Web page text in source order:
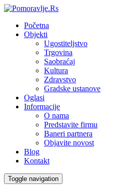
Početna
Objekti
Ugostiteljstvo
Trgovina
Saobraćaj
Kultura
Zdravstvo
Gradske ustanove
Oglasi
Informacije
O nama
Predstavite firmu
Baneri partnera
Objavite novost
Blog
Kontakt
Toggle navigation